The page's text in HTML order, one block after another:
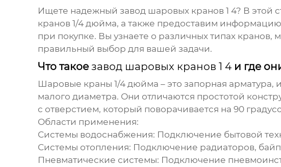
Ищете надежный завод шаровых кранов 1 4? В этой
кранов 1/4 дюйма, а также предоставим
при покупке. Вы узнаете о различных типах кранов,
правильный выбор для вашей задачи.
Что такое завод шаровых кранов 1 4и где
Шаровые краны 1/4 дюйма – это запорная
малого диаметра. Они отличаются простотой
с отверстием, который поворачивается на 90
Области применения:
Системы водоснабжения: Подключение бытовой
Системы отопления: Подключение радиаторов,
Пневматические системы: Подключение